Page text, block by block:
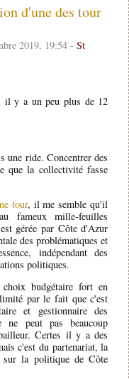
d'une des tour
2019, 19:54 - St
il y a un peu plus de 12
une ride. Concentrer des
que la collectivité fasse
tour, il me semble qu'il
fameux mille-feuilles
gérée par Côte d'Azur
des problématiques et
indépendant des
politiques.
budgétaire fort en
par le fait que c'est
et gestionnaire des
peut pas beaucoup
Certes il y a des
c'est du partenariat, la
la politique de Côte